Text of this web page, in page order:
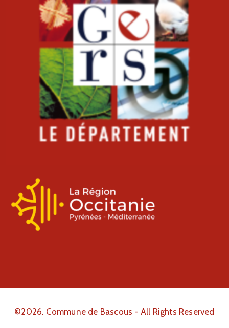
©2026. Commune de Bascous - All Rights Reserved